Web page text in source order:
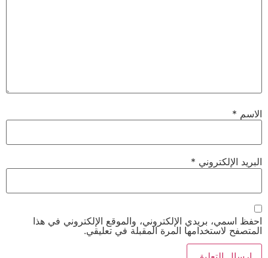
الاسم *
البريد الإلكتروني *
احفظ اسمي، بريدي الإلكتروني، والموقع الإلكتروني في هذا
المتصفح لاستخدامها المرة المقبلة في تعليقي.